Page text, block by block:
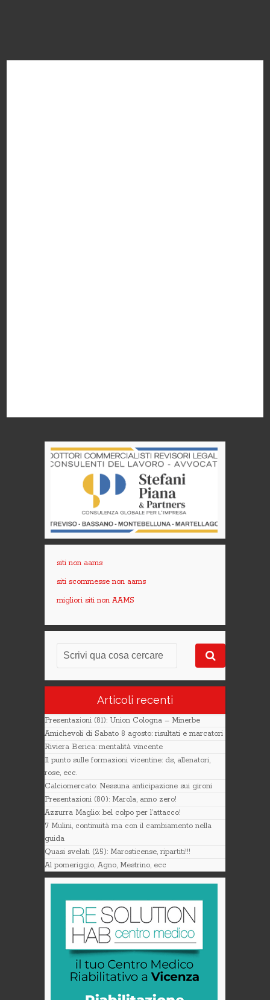
siti non aams
siti scommesse non aams
migliori siti non AAMS
Articoli recenti
Presentazioni (81): Union Cologna – Minerbe
Amichevoli di Sabato 8 agosto: risultati e marcatori
Riviera Berica: mentalità vincente
Il punto sulle formazioni vicentine: ds, allenatori,
rose, ecc.
Calciomercato: Nessuna anticipazione sui gironi
Presentazioni (80): Marola, anno zero!
Azzurra Maglio: bel colpo per l’attacco!
7 Mulini, continuità ma con il cambiamento nella
guida
Quasi svelati (25): Marosticense, ripartiti!!!
Al pomeriggio, Agno, Mestrino, ecc